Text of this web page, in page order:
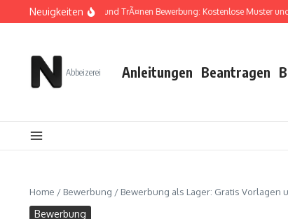
Zum Inhalt springen
Neuigkeiten
Zwischen TÃ¼ll und TrÃ¤nen Bewerbung: Kostenlose Muster und
Abbeizerei Anleitungen Beantragen
Home / Bewerbung / Bewerbung als Lager: Gratis Vorlagen
Bewerbung